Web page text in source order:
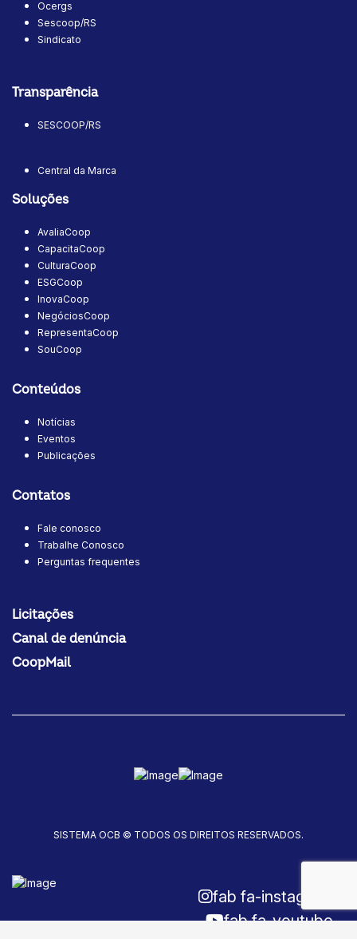
Ocergs
Sescoop/RS
Sindicato
Transparência
SESCOOP/RS
Central da Marca
Soluções
AvaliaCoop
CapacitaCoop
CulturaCoop
ESGCoop
InovaCoop
NegóciosCoop
RepresentaCoop
SouCoop
Conteúdos
Notícias
Eventos
Publicações
Contatos
Fale conosco
Trabalhe Conosco
Perguntas frequentes
Licitações
Canal de denúncia
CoopMail
SISTEMA OCB © TODOS OS DIREITOS RESERVADOS.
fab fa-instagram
fab fa-youtube